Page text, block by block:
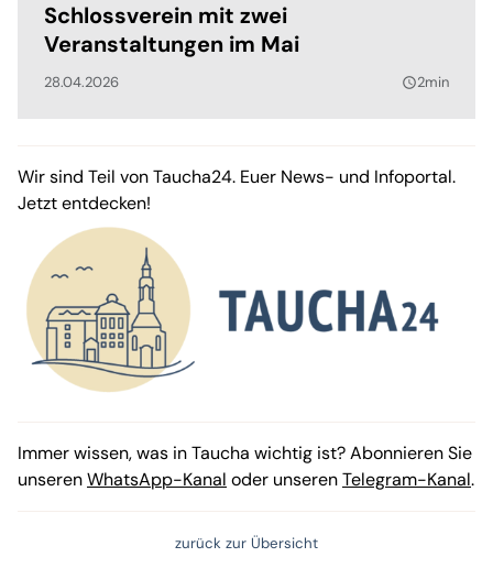
Schlossverein mit zwei
Veranstaltungen im Mai
28.04.2026 query_builder2min
Wir sind Teil von Taucha24. Euer News- und Infoportal.
Jetzt entdecken!
Immer wissen, was in Taucha wichtig ist? Abonnieren Sie
unserenWhatsApp-Kanal oder unserenTelegram-Kanal.
zurück zur Übersicht